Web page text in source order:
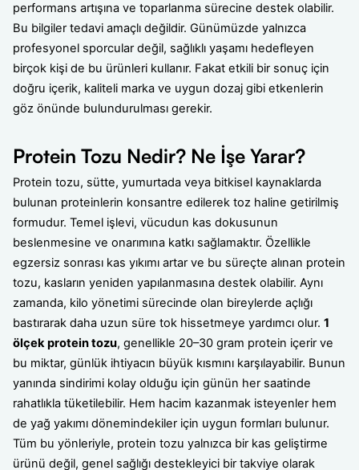
performans artışına ve toparlanma sürecine destek olabilir.
Bu bilgiler tedavi amaçlı değildir. Günümüzde yalnızca
profesyonel sporcular değil, sağlıklı yaşamı hedefleyen
birçok kişi de bu ürünleri kullanır. Fakat etkili bir sonuç için
doğru içerik, kaliteli marka ve uygun dozaj gibi etkenlerin
göz önünde bulundurulması gerekir.
Protein Tozu Nedir? Ne İşe Yarar?
Protein tozu, sütte, yumurtada veya bitkisel kaynaklarda
bulunan proteinlerin konsantre edilerek toz haline getirilmiş
formudur. Temel işlevi, vücudun kas dokusunun
beslenmesine ve onarımına katkı sağlamaktır. Özellikle
egzersiz sonrası kas yıkımı artar ve bu süreçte alınan protein
tozu, kasların yeniden yapılanmasına destek olabilir. Aynı
zamanda, kilo yönetimi sürecinde olan bireylerde açlığı
bastırarak daha uzun süre tok hissetmeye yardımcı olur. 1
ölçek protein tozu, genellikle 20–30 gram protein içerir ve
bu miktar, günlük ihtiyacın büyük kısmını karşılayabilir. Bunun
yanında sindirimi kolay olduğu için günün her saatinde
rahatlıkla tüketilebilir. Hem hacim kazanmak isteyenler hem
de yağ yakımı dönemindekiler için uygun formları bulunur.
Tüm bu yönleriyle, protein tozu yalnızca bir kas geliştirme
ürünü değil, genel sağlığı destekleyici bir takviye olarak